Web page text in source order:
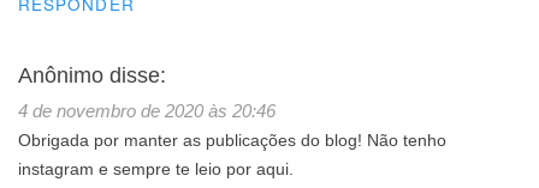
RESPONDER
Anônimo disse:
4 de novembro de 2020 às 20:46
Obrigada por manter as publicações do blog! Não tenho
instagram e sempre te leio por aqui.